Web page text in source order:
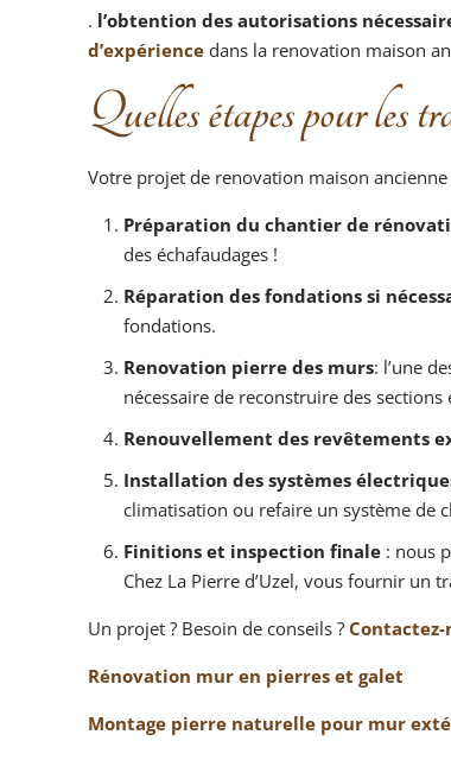
. l’obtention des autorisations
d’expérience dans la renovation maison
Quelles étapes pour les
Votre projet de renovation maison
Préparation du chantier de
des échafaudages !
Réparation des fondations si
fondations.
Renovation pierre des murs: l’une
nécessaire de reconstruire des sections
Renouvellement des revêtements
Installation des systèmes
climatisation ou refaire un système de
Finitions et inspection finale : nous
Chez La Pierre d’Uzel, vous fournir
Un projet ? Besoin de conseils ?Contactez-
Rénovation mur en pierres et galet
Montage pierre naturelle pour mur